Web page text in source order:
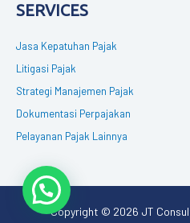
SERVICES
Jasa Kepatuhan Pajak
Litigasi Pajak
Strategi Manajemen Pajak
Dokumentasi Perpajakan
Pelayanan Pajak Lainnya
Copyright © 2026 JT